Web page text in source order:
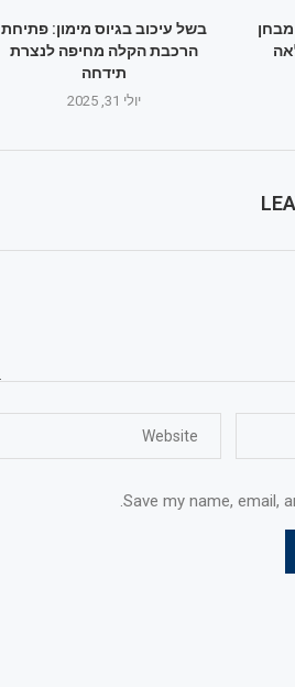
בשל עיכוב בגיוס מימון: פתיחת
הרכבת הקלה מחיפה לנצרת
תידחה
יולי 31, 2025
Save my name, email,